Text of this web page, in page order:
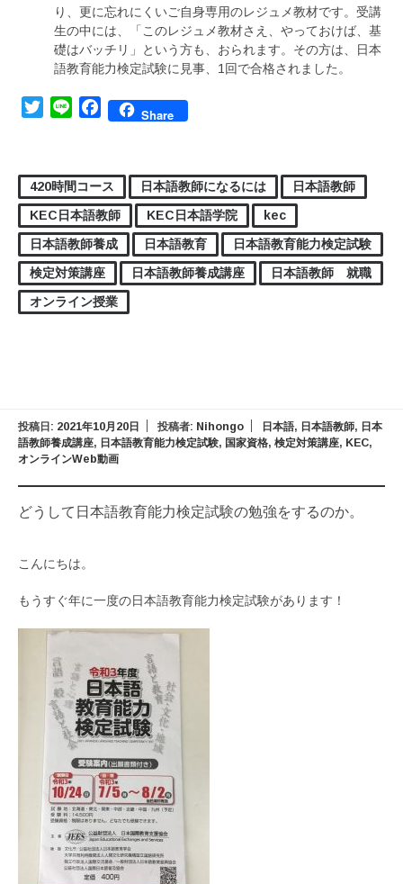
り、更に忘れにくいご自身専用のレジュメ教材です。受講
生の中には、「このレジュメ教材さえ、やっておけば、基
礎はバッチリ」という方も、おられます。その方は、日本
語教育能力検定試験に見事、1回で合格されました。
TwitterLine FacebookShare
420時間コース 日本語教師になるには
日本語教師
KEC日本語教師
KEC日本語学院
kec
日本語教師養成
日本語教育
日本語教育能力検定試験
検定対策講座
日本語教師養成講座
日本語教師 就職
オンライン授業
投稿日: 2021年10月20日 投稿者: Nihongo 日本語, 日本語教師, 日本
語教師養成講座, 日本語教育能力検定試験, 国家資格, 検定対策講座, KEC,
オンラインWeb動画
どうして日本語教育能力検定試験の勉強をするのか。
こんにちは。
もうすぐ年に一度の日本語教育能力検定試験があります！